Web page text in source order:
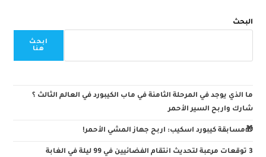
البحث
ابحث
هنا
ما الذي يوجد في المرحلة الثامنة في ماب الكيبورد في العالم الثالث ؟
شارك واربح السير الأحمر
🎁مسابقة كيبورد اسكيب: اربح جهاز المشي الأحمر!
3 توقعات مرعبة لتحديث انتقام الفضائيين في 99 ليلة في الغابة